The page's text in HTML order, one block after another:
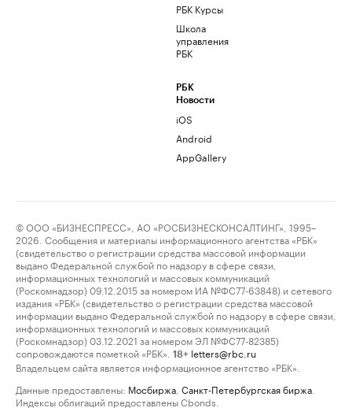
РБК Курсы
Школа
управления
РБК
РБК
Новости
iOS
Android
AppGallery
© ООО «БИЗНЕСПРЕСС», АО «РОСБИЗНЕСКОНСАЛТИНГ», 1995–
2026. Сообщения и материалы информационного агентства «РБК»
(свидетельство о регистрации средства массовой информации
выдано Федеральной службой по надзору в сфере связи,
информационных технологий и массовых коммуникаций
(Роскомнадзор) 09.12.2015 за номером ИА №ФС77-63848) и сетевого
издания «РБК» (свидетельство о регистрации средства массовой
информации выдано Федеральной службой по надзору в сфере связи,
информационных технологий и массовых коммуникаций
(Роскомнадзор) 03.12.2021 за номером ЭЛ №ФС77-82385)
сопровождаются пометкой «РБК».
18+ letters@rbc.ru
Владельцем сайта является информационное агентство «РБК».
Данные предоставлены: Мосбиржа Санкт-Петербургская биржа
Индексы облигаций предоставлены Cbonds.